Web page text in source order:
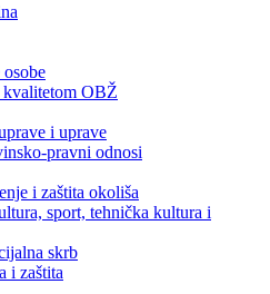
kvalitetom OBŽ
i uprave
pravni odnosi
i zaštita okoliša
sport, tehnička kultura i
skrb
i zaštita